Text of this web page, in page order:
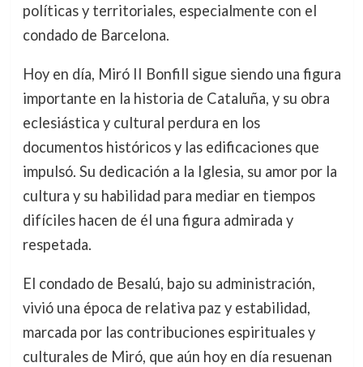
políticas y territoriales, especialmente con el
condado de Barcelona.
Hoy en día, Miró II Bonfill sigue siendo una figura
importante en la historia de Cataluña, y su obra
eclesiástica y cultural perdura en los
documentos históricos y las edificaciones que
impulsó. Su dedicación a la Iglesia, su amor por la
cultura y su habilidad para mediar en tiempos
difíciles hacen de él una figura admirada y
respetada.
El condado de Besalú, bajo su administración,
vivió una época de relativa paz y estabilidad,
marcada por las contribuciones espirituales y
culturales de Miró, que aún hoy en día resuenan